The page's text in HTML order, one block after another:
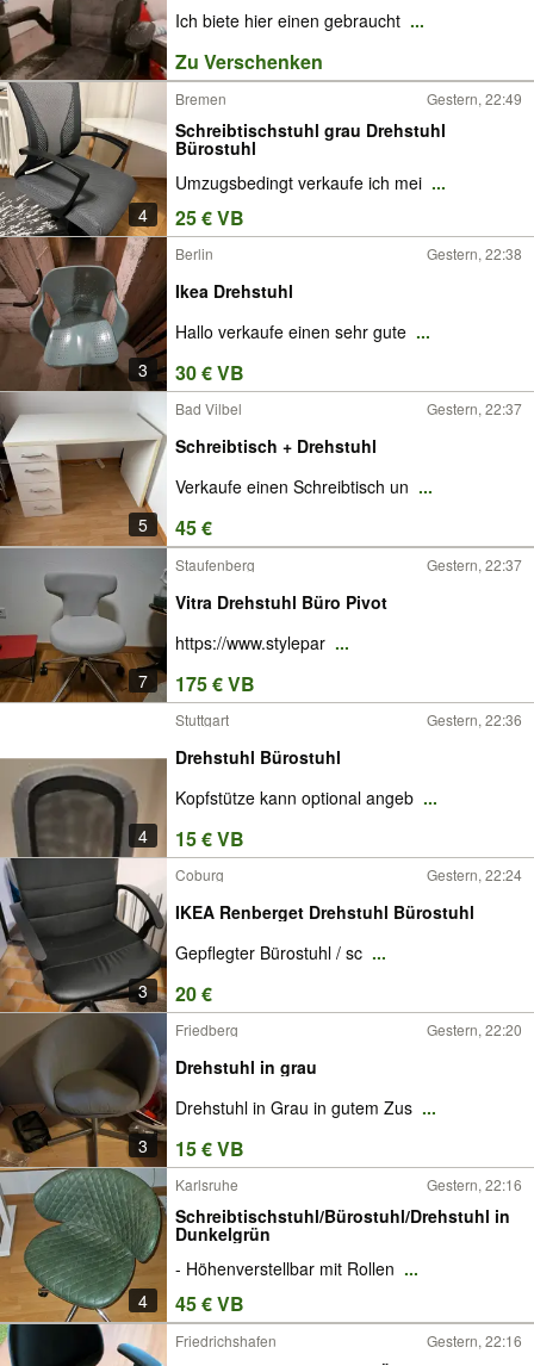
Ich biete hier einen gebraucht ...
Zu Verschenken
4
Bremen Gestern, 22:49
Schreibtischstuhl grau Drehstuhl
Bürostuhl
Umzugsbedingt verkaufe ich mei ...
25 € VB
3
Berlin Gestern, 22:38
Ikea Drehstuhl
Hallo verkaufe einen sehr gute ...
30 € VB
5
Bad Vilbel Gestern, 22:37
Schreibtisch + Drehstuhl
Verkaufe einen Schreibtisch un ...
45 €
7
Staufenberg Gestern, 22:37
Vitra Drehstuhl Büro Pivot
https://www.stylepar ...
175 € VB
4
Stuttgart Gestern, 22:36
Drehstuhl Bürostuhl
Kopfstütze kann optional angeb ...
15 € VB
3
Coburg Gestern, 22:24
IKEA Renberget Drehstuhl Bürostuhl
Gepflegter Bürostuhl / sc ...
20 €
3
Friedberg Gestern, 22:20
Drehstuhl in grau
Drehstuhl in Grau in gutem Zus ...
15 € VB
4
Karlsruhe Gestern, 22:16
Schreibtischstuhl/Bürostuhl/Drehstuhl in
Dunkelgrün
- Höhenverstellbar mit Rollen ...
45 € VB
Friedrichshafen Gestern, 22:16